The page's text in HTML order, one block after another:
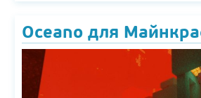
Oceano для